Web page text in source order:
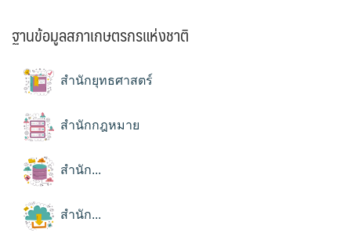
ฐานข้อมูลสภาเกษตรกรแห่งชาติ
สำนักยุทธศาสตร์
สำนักกฎหมาย
สำนัก...
สำนัก...